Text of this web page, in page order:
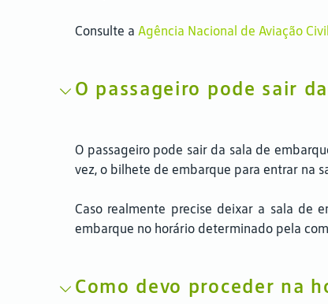
Consulte a Agência Nacional de Aviação Civil
O passageiro pode sair
O passageiro pode sair da sala de
vez, o bilhete de embarque para entrar na
Caso realmente precise deixar a sala de
embarque no horário determinado pela
Como devo proceder na